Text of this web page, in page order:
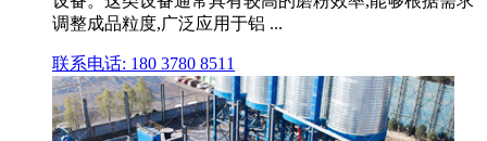
调整成品粒度,广泛应用于铝 ...
联系电话: 180 3780 8511